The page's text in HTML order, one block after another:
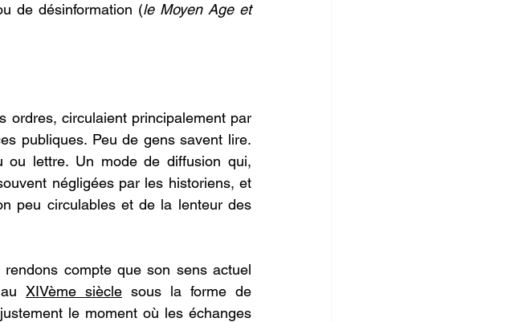
de désinformation (le Moyen Age et
ordres, circulaient principalement par
publiques. Peu de gens savent lire.
ou lettre. Un mode de diffusion qui,
négligées par les historiens, et
peu circulables et de la lenteur des
compte que son sens actuel
XIVème siècle sous la forme de
le moment où les échanges